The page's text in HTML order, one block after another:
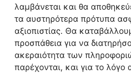
λαμβάνεται και θα
τα αυστηρότερα πρότυπα
αξιοπιστίας. Θα
προσπάθεια για να
ακεραιότητα των
παρέχονται, και για το λόγο